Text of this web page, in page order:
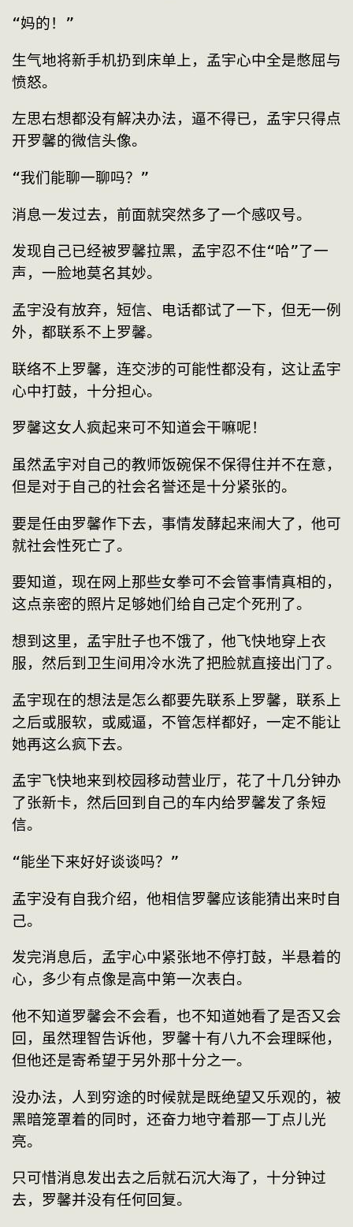
“妈的！”
生气地将新手机扔到床单上，孟宇心中全是憋屈与
愤怒。
左思右想都没有解决办法，逼不得已，孟宇只得点
开罗馨的微信头像。
“我们能聊一聊吗？”
消息一发过去，前面就突然多了一个感叹号。
发现自己已经被罗馨拉黑，孟宇忍不住“哈”了一
声，一脸地莫名其妙。
孟宇没有放弃，短信、电话都试了一下，但无一例
外，都联系不上罗馨。
联络不上罗馨，连交涉的可能性都没有，这让孟宇
心中打鼓，十分担心。
罗馨这女人疯起来可不知道会干嘛呢！
虽然孟宇对自己的教师饭碗保不保得住并不在意，
但是对于自己的社会名誉还是十分紧张的。
要是任由罗馨作下去，事情发酵起来闹大了，他可
就社会性死亡了。
要知道，现在网上那些女拳可不会管事情真相的，
这点亲密的照片足够她们给自己定个死刑了。
想到这里，孟宇肚子也不饿了，他飞快地穿上衣
服，然后到卫生间用冷水洗了把脸就直接出门了。
孟宇现在的想法是怎么都要先联系上罗馨，联系上
之后或服软，或威逼，不管怎样都好，一定不能让
她再这么疯下去。
孟宇飞快地来到校园移动营业厅，花了十几分钟办
了张新卡，然后回到自己的车内给罗馨发了条短
信。
“能坐下来好好谈谈吗？”
孟宇没有自我介绍，他相信罗馨应该能猜出来时自
己。
发完消息后，孟宇心中紧张地不停打鼓，半悬着的
心，多少有点像是高中第一次表白。
他不知道罗馨会不会看，也不知道她看了是否又会
回，虽然理智告诉他，罗馨十有八九不会理睬他，
但他还是寄希望于另外那十分之一。
没办法，人到穷途的时候就是既绝望又乐观的，被
黑暗笼罩着的同时，还奋力地守着那一丁点儿光
亮。
只可惜消息发出去之后就石沉大海了，十分钟过
去，罗馨并没有任何回复。